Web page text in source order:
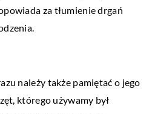
za tłumienie drgań
należy także pamiętać o jego
którego używamy był